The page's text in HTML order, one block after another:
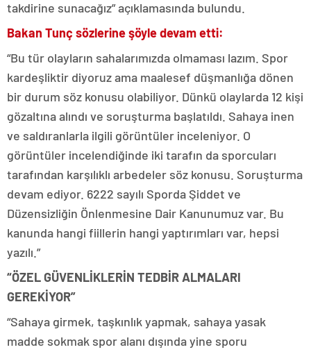
takdirine sunacağız” açıklamasında bulundu.
Bakan Tunç sözlerine şöyle devam etti:
“Bu tür olayların sahalarımızda olmaması lazım. Spor
kardeşliktir diyoruz ama maalesef düşmanlığa dönen
bir durum söz konusu olabiliyor. Dünkü olaylarda 12 kişi
gözaltına alındı ve soruşturma başlatıldı. Sahaya inen
ve saldıranlarla ilgili görüntüler inceleniyor. O
görüntüler incelendiğinde iki tarafın da sporcuları
tarafından karşılıklı arbedeler söz konusu. Soruşturma
devam ediyor. 6222 sayılı Sporda Şiddet ve
Düzensizliğin Önlenmesine Dair Kanunumuz var. Bu
kanunda hangi fiillerin hangi yaptırımları var, hepsi
yazılı.”
“ÖZEL GÜVENLİKLERİN TEDBİR ALMALARI
GEREKİYOR”
“Sahaya girmek, taşkınlık yapmak, sahaya yasak
madde sokmak spor alanı dışında yine sporu